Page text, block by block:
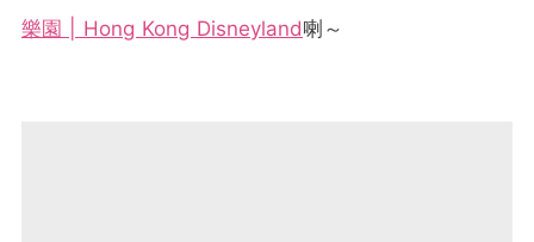
樂園 | Hong Kong Disneyland喇～